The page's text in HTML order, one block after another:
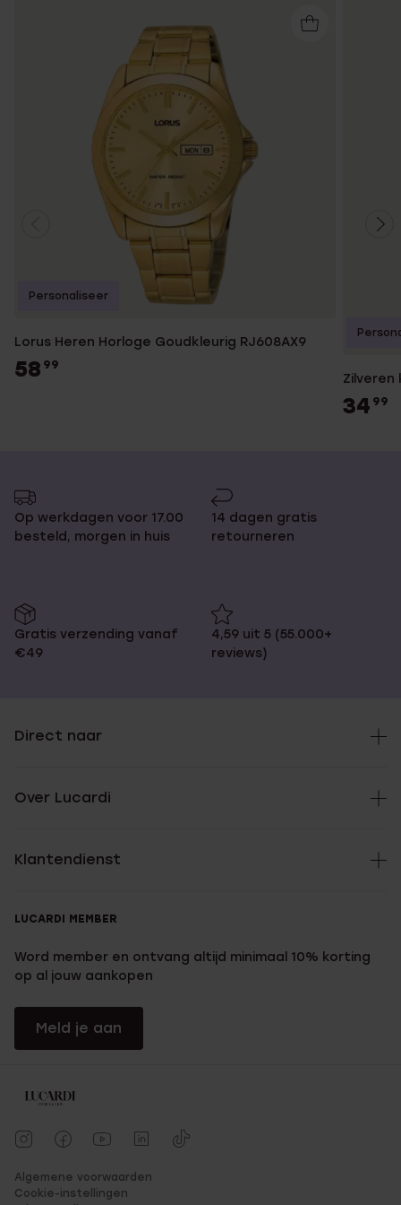
Lorus Heren Horloge Goudkleurig RJ608AX9
58 99
Personaliseer
34 99
Op werkdagen voor 17.00
besteld, morgen in huis
14 dagen gratis
retourneren
Gratis verzending vanaf
€49
4,59 uit 5 (55.000+
reviews)
Direct naar
Over Lucardi
Klantendienst
LUCARDI MEMBER
Word member en ontvang altijd minimaal 10% korting
op al jouw aankopen
Meld je aan
Algemene voorwaarden
Cookie-instellingen